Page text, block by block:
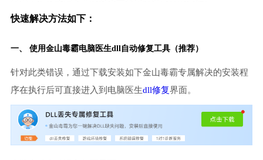
快速解决方法如下：
一、 使用金山毒霸电脑医生dll自动修复工具（推荐）
针对此类错误，通过下载安装如下金山毒霸专属解决的安装程
序在执行后可直接进入到电脑医生dll修复界面。